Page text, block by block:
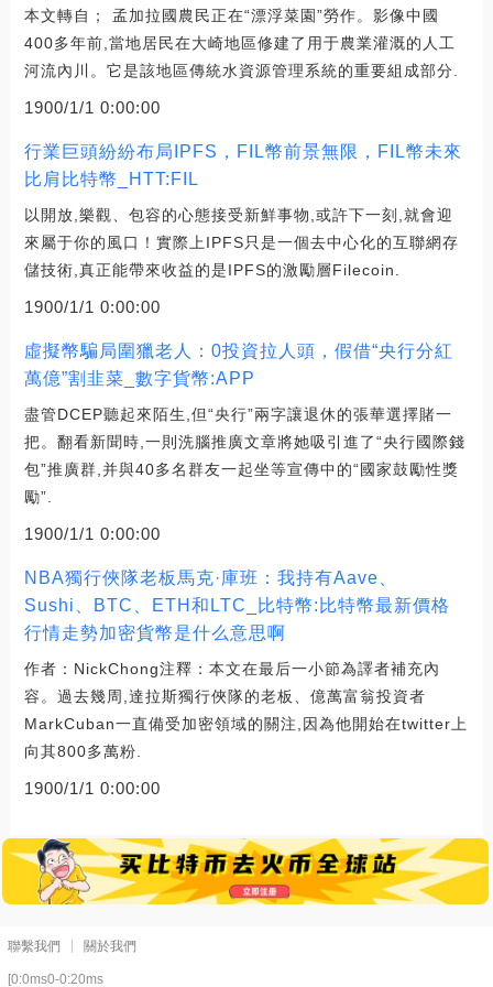
本文轉自； 孟加拉國農民正在“漂浮菜園”勞作。影像中國
400多年前,當地居民在大崎地區修建了用于農業灌溉的人工
河流內川。它是該地區傳統水資源管理系統的重要組成部分.
1900/1/1 0:00:00
行業巨頭紛紛布局IPFS，FIL幣前景無限，FIL幣未來
比肩比特幣_HTT:FIL
以開放,樂觀、包容的心態接受新鮮事物,或許下一刻,就會迎
來屬于你的風口！實際上IPFS只是一個去中心化的互聯網存
儲技術,真正能帶來收益的是IPFS的激勵層Filecoin.
1900/1/1 0:00:00
虛擬幣騙局圍獵老人：0投資拉人頭，假借“央行分紅
萬億”割韭菜_數字貨幣:APP
盡管DCEP聽起來陌生,但“央行”兩字讓退休的張華選擇賭一
把。翻看新聞時,一則洗腦推廣文章將她吸引進了“央行國際錢
包”推廣群,并與40多名群友一起坐等宣傳中的“國家鼓勵性獎
勵”.
1900/1/1 0:00:00
NBA獨行俠隊老板馬克·庫班：我持有Aave、
Sushi、BTC、ETH和LTC_比特幣:比特幣最新價格
行情走勢加密貨幣是什么意思啊
作者：NickChong注釋：本文在最后一小節為譯者補充內
容。過去幾周,達拉斯獨行俠隊的老板、億萬富翁投資者
MarkCuban一直備受加密領域的關注,因為他開始在twitter上
向其800多萬粉.
1900/1/1 0:00:00
聯繫我們 關於我們
[0:0ms0-0:20ms